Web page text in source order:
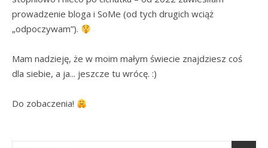
prowadzenie bloga i SoMe (od tych drugich wciąż
„odpoczywam”).
Mam nadzieję, że w moim małym świecie znajdziesz coś
dla siebie, a ja... jeszcze tu wrócę. :)
Do zobaczenia!